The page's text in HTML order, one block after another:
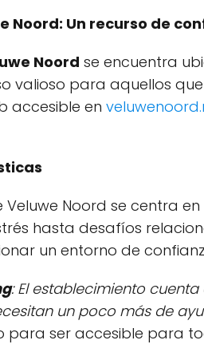
Noord: Un recurso de
Noord se encuentra
valioso para aquellos
accesible en
Noord se centra
hasta desafíos
un entorno de
: El establecimiento
un poco más de
para ser accesible para